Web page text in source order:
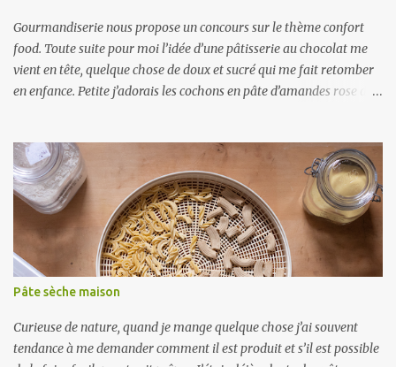
Gourmandiserie nous propose un concours sur le thème confort
food. Toute suite pour moi l’idée d’une pâtisserie au chocolat me
vient en tête, quelque chose de doux et sucré qui me fait retomber
en enfance. Petite j’adorais les cochons en pâte d’amandes rose de
ressemble beaucoup à ceux de la boulangerie, un vrai régal. Par
contre niveau esthétique on repassera. Que personne ne me dise
que ça ne ressemble pas à un cochon... Je m’en suis aperçu très
rapidement, et ça n’a cessé de m’énerver ! Ce n’est pas facile à faire
une tête de cochon ! Puis je me suis rendu compte en repassant à la
boulangerie, qu’ils ne posent pas la tête dessus, mais ils la font
dans le prolongement du boudin. Alors tant pis si on ne dirait pas
ça ...
Pâte sèche maison
Curieuse de nature, quand je mange quelque chose j’ai souvent
tendance à me demander comment il est produit et s’il est possible